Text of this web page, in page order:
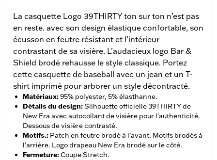
La casquette Logo 39THIRTY ton sur ton n’est pas
en reste. avec son design élastique confortable, son
écusson en feutre résistant et l’intérieur
contrastant de sa visière. L’audacieux logo Bar &
Shield brodé rehausse le style classique. Portez
cette casquette de baseball avec un jean et un T-
shirt imprimé pour arborer un style décontracté.
Matériaux:95% polyester, 5% élasthanne.
Détails du design:Silhouette officielle 39THIRTY de
New Era avec autocollant de visière pour l'authenticité.
Dessous de visière contrasté.
Motifs.: Patch en feutre brodé à l’avant. Motifs brodés à
l’arrière. Logo drapeau New Era brodé sur le côté.
Fermeture:Coupe Stretch.